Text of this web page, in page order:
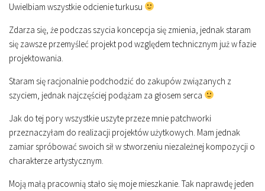
Uwielbiam wszystkie odcienie turkusu
Zdarza się, że podczas szycia koncepcja się zmienia, jednak staram
się zawsze przemyśleć projekt pod względem technicznym już w fazie
projektowania.
Staram się racjonalnie podchodzić do zakupów związanych z
szyciem, jednak najczęściej podążam za głosem serca
Jak do tej pory wszystkie uszyte przeze mnie patchworki
przeznaczyłam do realizacji projektów użytkowych. Mam jednak
zamiar spróbować swoich sił w stworzeniu niezależnej kompozycji o
charakterze artystycznym.
Moją małą pracownią stało się moje mieszkanie. Tak naprawdę jeden